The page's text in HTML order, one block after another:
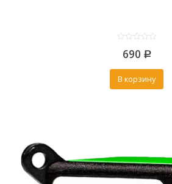
out
5
690 Р
В корзину